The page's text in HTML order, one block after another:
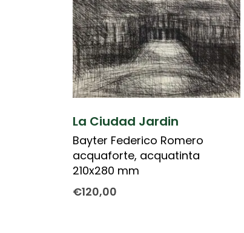
La Ciudad Jardin
Bayter Federico Romero
acquaforte, acquatinta
210x280 mm
€120,00